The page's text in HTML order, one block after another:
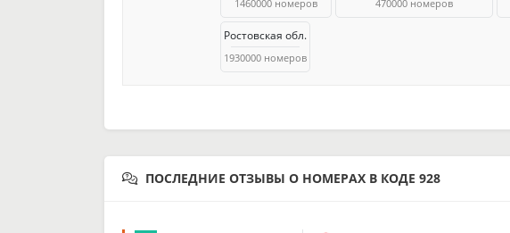
1460000 номеров 470000 номеров
Ростовская обл.
1930000 номеров
ПОСЛЕДНИЕ ОТЗЫВЫ О НОМЕРАХ В КОДЕ 928